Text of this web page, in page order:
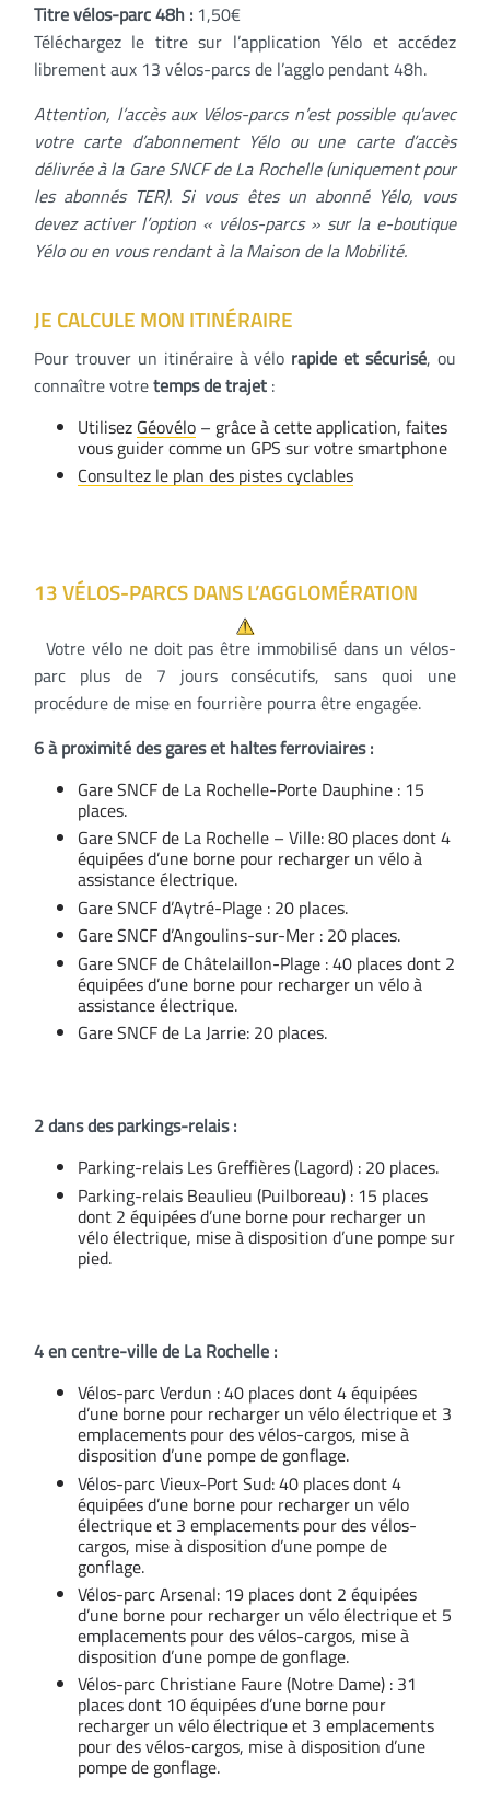
Titre vélos-parc 48h : 1,50€
Téléchargez le titre sur l’application Yélo et accédez
librement aux 13 vélos-parcs de l’agglo pendant 48h.
Attention, l’accès aux Vélos-parcs n’est possible qu’avec
votre carte d’abonnement Yélo ou une carte d’accès
délivrée à la Gare SNCF de La Rochelle (uniquement pour
les abonnés TER). Si vous êtes un abonné Yélo, vous
devez activer l’option « vélos-parcs » sur la e-boutique
Yélo ou en vous rendant à la Maison de la Mobilité.
JE CALCULE MON ITINÉRAIRE
Pour trouver un itinéraire à vélo rapide et sécurisé, ou
connaître votretemps de trajet :
Utilisez Géovélo – grâce à cette application, faites
vous guider comme un GPS sur votre smartphone
Consultez le plan des pistes cyclables
13 VÉLOS-PARCS DANS L’AGGLOMÉRATION
Votre vélo ne doit pas être immobilisé dans un vélos-
parc plus de 7 jours consécutifs, sans quoi une
procédure de mise en fourrière pourra être engagée.
6 à proximité des gares et haltes ferroviaires :
Gare SNCF de La Rochelle-Porte Dauphine : 15
places.
Gare SNCF de La Rochelle – Ville: 80 places dont 4
équipées d’une borne pour recharger un vélo à
assistance électrique.
Gare SNCF d’Aytré-Plage : 20 places.
Gare SNCF d’Angoulins-sur-Mer : 20 places.
Gare SNCF de Châtelaillon-Plage : 40 places dont 2
équipées d’une borne pour recharger un vélo à
assistance électrique.
Gare SNCF de La Jarrie: 20 places.
2 dans des parkings-relais :
Parking-relais Les Greffières (Lagord) : 20 places.
Parking-relais Beaulieu (Puilboreau) : 15 places
dont 2 équipées d’une borne pour recharger un
vélo électrique, mise à disposition d’une pompe sur
pied.
4 en centre-ville de La Rochelle :
Vélos-parc Verdun : 40 places dont 4 équipées
d’une borne pour recharger un vélo électrique et 3
emplacements pour des vélos-cargos, mise à
disposition d’une pompe de gonflage.
Vélos-parc Vieux-Port Sud: 40 places dont 4
équipées d’une borne pour recharger un vélo
électrique et 3 emplacements pour des vélos-
cargos, mise à disposition d’une pompe de
gonflage.
Vélos-parc Arsenal: 19 places dont 2 équipées
d’une borne pour recharger un vélo électrique et 5
emplacements pour des vélos-cargos, mise à
disposition d’une pompe de gonflage.
Vélos-parc Christiane Faure (Notre Dame) : 31
places dont 10 équipées d’une borne pour
recharger un vélo électrique et 3 emplacements
pour des vélos-cargos, mise à disposition d’une
pompe de gonflage.